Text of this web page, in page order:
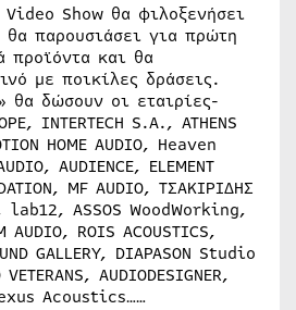
Video Show θα φιλοξενήσει
θα παρουσιάσει για πρώτη
προϊόντα και θα
με ποικίλες δράσεις.
θα δώσουν οι εταιρίες-
INTERTECH S.A., ATHENS
HOME AUDIO, Heaven
AUDIENCE, ELEMENT
MF AUDIO, ΤΣΑΚΙΡΙΔΗΣ
lab12, ASSOS WoodWorking,
ROIS ACOUSTICS,
GALLERY, DIAPASON Studio
AUDIODESIGNER,
Acoustics……